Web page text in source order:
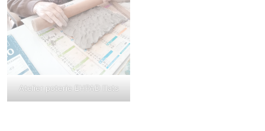
Atelier poterie EHPAD Illats